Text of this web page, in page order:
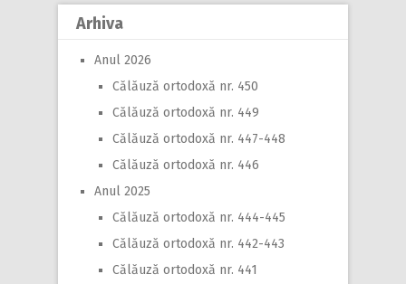
Arhiva
Anul 2026
Călăuză ortodoxă nr. 450
Călăuză ortodoxă nr. 449
Călăuză ortodoxă nr. 447-448
Călăuză ortodoxă nr. 446
Anul 2025
Călăuză ortodoxă nr. 444-445
Călăuză ortodoxă nr. 442-443
Călăuză ortodoxă nr. 441